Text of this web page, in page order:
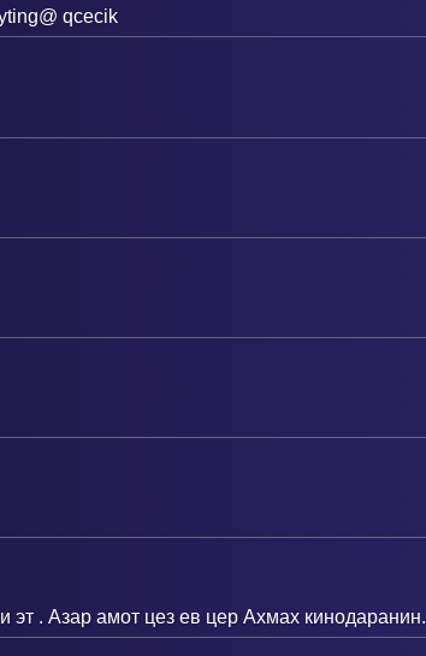
qcecik
эт . Азар амот цез ев цер Ахмах кинодаранин.